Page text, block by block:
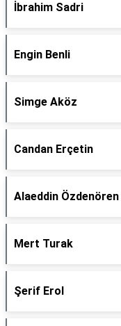
İbrahim Sadri
Engin Benli
Simge Aköz
Candan Erçetin
Alaeddin Özdenören
Mert Turak
Şerif Erol